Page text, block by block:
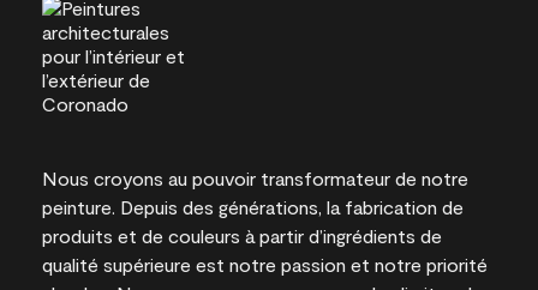
Nous croyons au pouvoir transformateur de notre
peinture. Depuis des générations, la fabrication de
produits et de couleurs à partir d’ingrédients de
qualité supérieure est notre passion et notre priorité